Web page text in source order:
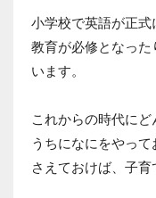
小学校で英語が正
教育が必修となっ
います。
これからの時代に
うちになにをやっ
さえておけば、子育